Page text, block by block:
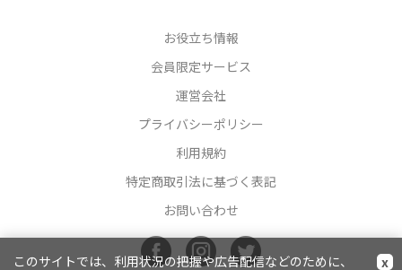
お役立ち情報
会員限定サービス
運営会社
プライバシーポリシー
利用規約
特定商取引法に基づく表記
お問い合わせ
このサイトでは、利用状況の把握や広告配信などのために、 x